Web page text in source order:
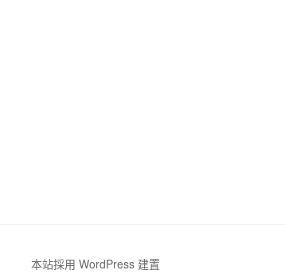
本站採用 WordPress 建置